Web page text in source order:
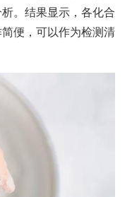
。结果显示，各化合
便，可以作为检测清